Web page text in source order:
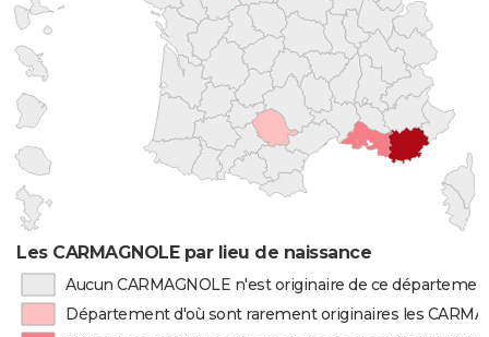
Les CARMAGNOLE par lieu de naissance
Aucun CARMAGNOLE n'est originaire de ce
Département d'où sont rarement originaires les